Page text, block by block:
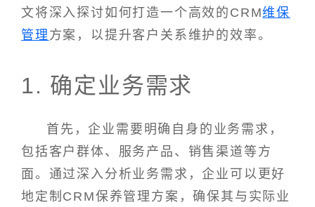
文将深入探讨如何打造一个高效的CRM维保
管理 方案，以提升客户关系维护的效率。
1. 确定业务需求
首先，企业需要明确自身的业务需求，
包括客户群体、服务产品、销售渠道等方
面。通过深入分析业务需求，企业可以更好
地定制CRM保养管理方案，确保其与实际业